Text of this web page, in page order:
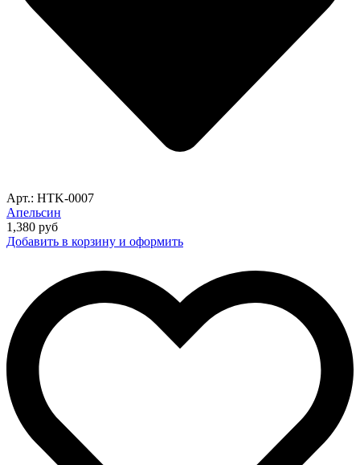
Арт.: HTK-0007
Апельсин
1,380 руб
Добавить в корзину и оформить